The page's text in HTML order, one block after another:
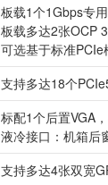
板载1个1Gbps专
板载多达2张OCP
可选基于标准
支持多达18个
标配1个后置VGA
液冷接口：机箱后
支持多达4张双宽